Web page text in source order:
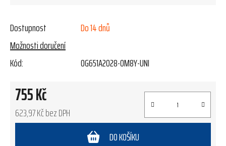
Dostupnost
Do 14 dnů
Možnosti doručení
Kód:
OG651A2028-0M8Y-UNI
755 Kč
623,97 Kč bez DPH
DO KOŠÍKU